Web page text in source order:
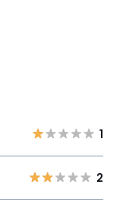
1
2